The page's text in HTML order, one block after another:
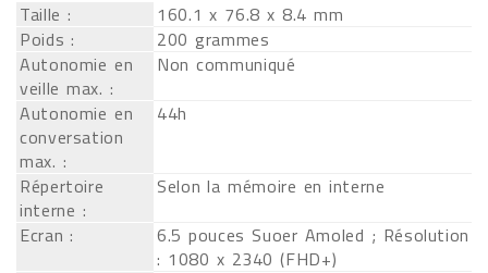
Taille :
160.1 x 76.8 x 8.4 mm
Poids :
200 grammes
Autonomie en
veille max. :
Non communiqué
Autonomie en
conversation
max. :
44h
Répertoire
interne :
Selon la mémoire en interne
Ecran :
6.5 pouces Suoer Amoled ; Résolution
: 1080 x 2340 (FHD+)